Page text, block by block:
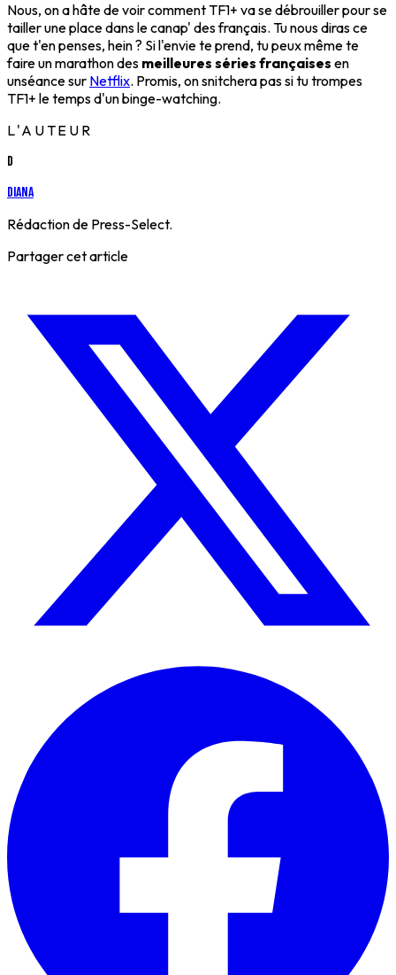
Nous, on a hâte de voir comment TF1+ va se débrouiller pour se
tailler une place dans le canap' des français. Tu nous diras ce
que t'en penses, hein ? Si l'envie te prend, tu peux même te
faire un marathon des meilleures séries françaises en
unséance sur Netflix. Promis, on snitchera pas si tu trompes
TF1+ le temps d'un binge-watching.
L'AUTEUR
D
Diana
Rédaction de Press-Select.
Partager cet article